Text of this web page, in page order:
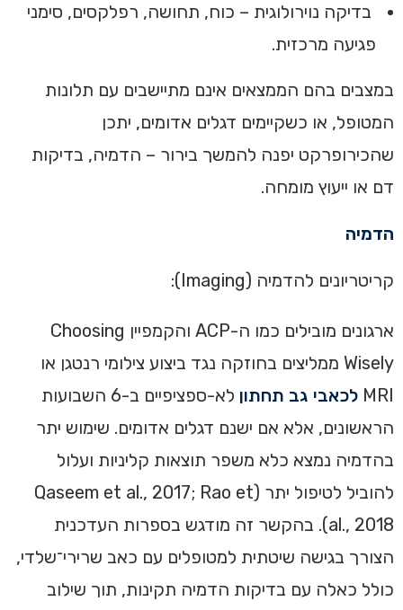
בדיקה נוירולוגית – כוח, תחושה, רפלקסים, סימני
פגיעה מרכזית.
במצבים בהם הממצאים אינם מתיישבים עם תלונות
המטופל, או כשקיימים דגלים אדומים, יתכן
שהכירופרקט יפנה להמשך בירור – הדמיה, בדיקות
דם או ייעוץ מומחה.
הדמיה
קריטריונים להדמיה (Imaging):
ארגונים מובילים כמו ה-ACP והקמפיין Choosing
Wisely ממליצים בחוזקה נגד ביצוע צילומי רנטגן או
MRI לכאבי גב תחתון
לא-ספציפיים ב-6 השבועות
הראשונים, אלא אם ישנם דגלים אדומים. שימוש יתר
בהדמיה נמצא כלא משפר תוצאות קליניות ועלול
להוביל לטיפול יתר (Qaseem et al., 2017
; Rao et
al., 2018). בהקשר זה מודגש בספרות העדכנית
הצורך בגישה שיטתית למטופלים עם כאב שרירי־שלדי,
כולל כאלה עם בדיקות הדמיה תקינות, תוך שילוב